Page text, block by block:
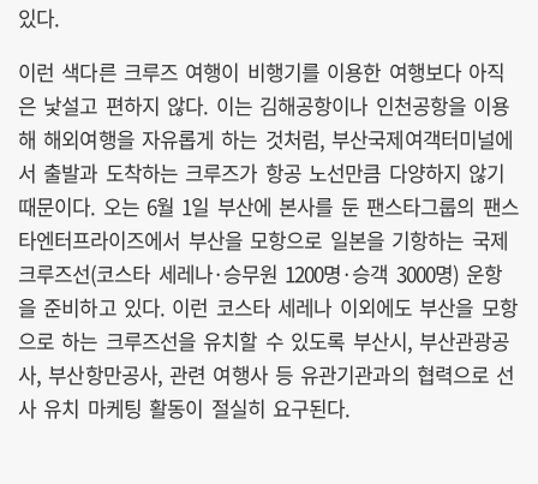
있다.
이런 색다른 크루즈 여행이 비행기를 이용한 여행보다 아직
은 낯설고 편하지 않다. 이는 김해공항이나 인천공항을 이용
해 해외여행을 자유롭게 하는 것처럼, 부산국제여객터미널에
서 출발과 도착하는 크루즈가 항공 노선만큼 다양하지 않기
때문이다. 오는 6월 1일 부산에 본사를 둔 팬스타그룹의 팬스
타엔터프라이즈에서 부산을 모항으로 일본을 기항하는 국제
크루즈선(코스타 세레나·승무원 1200명·승객 3000명) 운항
을 준비하고 있다. 이런 코스타 세레나 이외에도 부산을 모항
으로 하는 크루즈선을 유치할 수 있도록 부산시, 부산관광공
사, 부산항만공사, 관련 여행사 등 유관기관과의 협력으로 선
사 유치 마케팅 활동이 절실히 요구된다.